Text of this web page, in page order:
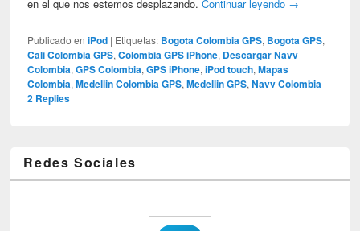
en el que nos estemos desplazando.Continuar leyendo →
Publicado en iPod | Etiquetas: Bogota Colombia GPS, Bogota GPS,
Cali Colombia GPS,Colombia GPS iPhone, Descargar Navv
Colombia,GPS Colombia,GPS iPhone,iPod touch,Mapas
Colombia,Medellin Colombia GPS,Medellin GPS,Navv Colombia |
2 Replies
Redes Sociales